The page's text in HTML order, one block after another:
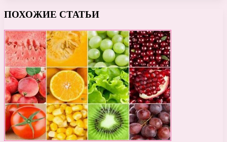
ПОХОЖИЕ СТАТЬИ